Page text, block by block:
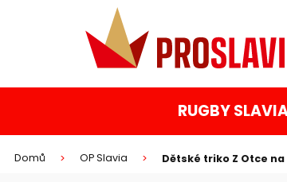
RUGBY
Domů OP Slavia Dětské triko Z Otce
k
obchodu
obchodu